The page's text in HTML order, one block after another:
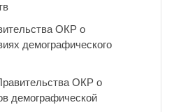
ОКР о
демографического
ОКР о
демографической